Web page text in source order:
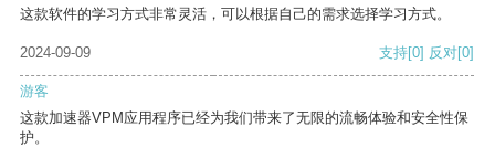
这款软件的学习方式非常灵活，可以根据自己的需求选择学习方式。
2024-09-09 支持[0] 反对[0]
游客
这款加速器VPM应用程序已经为我们带来了无限的流畅体验和安全性保
护。